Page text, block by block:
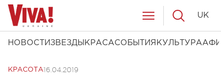
НОВОСТИ ЗВЕЗДЫ КРАСАСОБЫТИЯ КУЛЬТУРА
UK
КРАСОТА16.04.2019